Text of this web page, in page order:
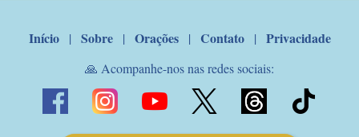
Início | Sobre | Orações | Contato | Privacidade
🙏 Acompanhe-nos nas redes sociais: